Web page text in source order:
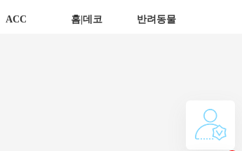
ACC 홈|데코 반려동물